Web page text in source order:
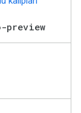
preview